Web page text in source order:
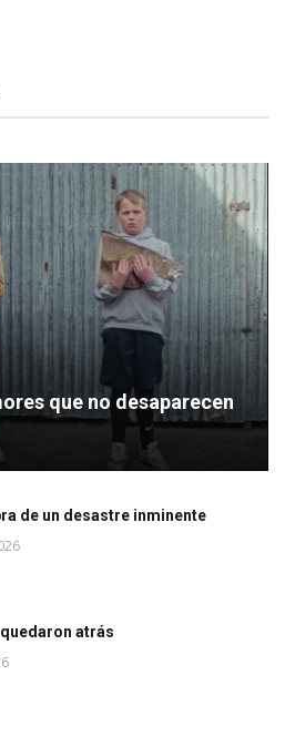
que no desaparecen
de un desastre inminente
atrás